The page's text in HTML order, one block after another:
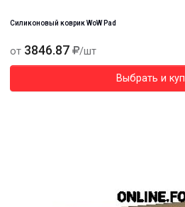
Силиконовый коврик WoW Pad
от 3846.87 /шт
Выбрать и